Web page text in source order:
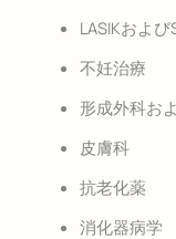
LASIKおよ
不妊治療
形成外科お
皮膚科
抗老化薬
消化器病学